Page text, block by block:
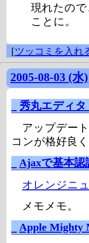
現れたの
ことに。
[ツッコミを入れ
2005-08-03 (水)
秀丸エディタ
アップデー
コンが格好良く
Ajaxで基本認
オレンジニ
メモメモ。
Apple Mighty